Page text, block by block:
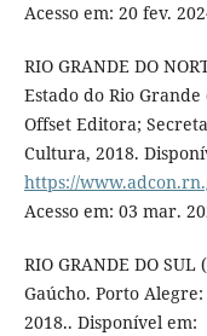
Acesso em: 20 fev.
RIO GRANDE DO
Estado do Rio
Offset Editora;
Cultura, 2018.
https://
Acesso em: 03 mar.
RIO GRANDE DO
Gaúcho. Porto
2018.. Disponível em: